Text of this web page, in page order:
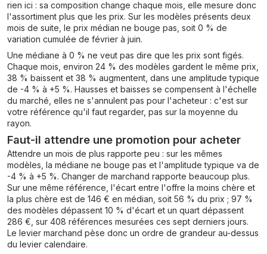
rien ici : sa composition change chaque mois, elle mesure donc
l'assortiment plus que les prix. Sur les modèles présents deux
mois de suite, le prix médian ne bouge pas, soit 0 % de
variation cumulée de février à juin.
Une médiane à 0 % ne veut pas dire que les prix sont figés.
Chaque mois, environ 24 % des modèles gardent le même prix,
38 % baissent et 38 % augmentent, dans une amplitude typique
de -4 % à +5 %. Hausses et baisses se compensent à l'échelle
du marché, elles ne s'annulent pas pour l'acheteur : c'est sur
votre référence qu'il faut regarder, pas sur la moyenne du
rayon.
Faut-il attendre une promotion pour acheter
Attendre un mois de plus rapporte peu : sur les mêmes
modèles, la médiane ne bouge pas et l'amplitude typique va de
-4 % à +5 %. Changer de marchand rapporte beaucoup plus.
Sur une même référence, l'écart entre l'offre la moins chère et
la plus chère est de 146 € en médian, soit 56 % du prix ; 97 %
des modèles dépassent 10 % d'écart et un quart dépassent
286 €, sur 408 références mesurées ces sept derniers jours.
Le levier marchand pèse donc un ordre de grandeur au-dessus
du levier calendaire.